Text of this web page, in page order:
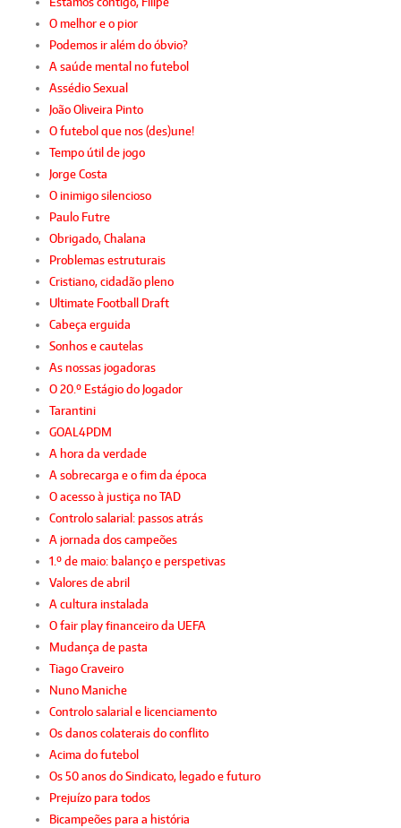
O melhor e o pior
Podemos ir além do óbvio?
A saúde mental no futebol
Assédio Sexual
João Oliveira Pinto
O futebol que nos (des)une!
Tempo útil de jogo
Jorge Costa
O inimigo silencioso
Paulo Futre
Obrigado, Chalana
Problemas estruturais
Cristiano, cidadão pleno
Ultimate Football Draft
Cabeça erguida
Sonhos e cautelas
As nossas jogadoras
O 20.º Estágio do Jogador
Tarantini
GOAL4PDM
A hora da verdade
A sobrecarga e o fim da época
O acesso à justiça no TAD
Controlo salarial: passos atrás
A jornada dos campeões
1.º de maio: balanço e perspetivas
Valores de abril
A cultura instalada
O fair play financeiro da UEFA
Mudança de pasta
Tiago Craveiro
Nuno Maniche
Controlo salarial e licenciamento
Os danos colaterais do conflito
Acima do futebol
Os 50 anos do Sindicato, legado e futuro
Prejuízo para todos
Bicampeões para a história